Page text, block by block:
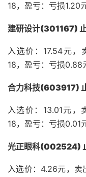
18，盈亏：亏损1.20
建研设计(301167)
入选价：17.54元
18，盈亏：亏损0.88
合力科技(603917)
入选价：13.01元
18，盈亏：亏损0.01
光正眼科(002524)
入选价：4.26元，卖